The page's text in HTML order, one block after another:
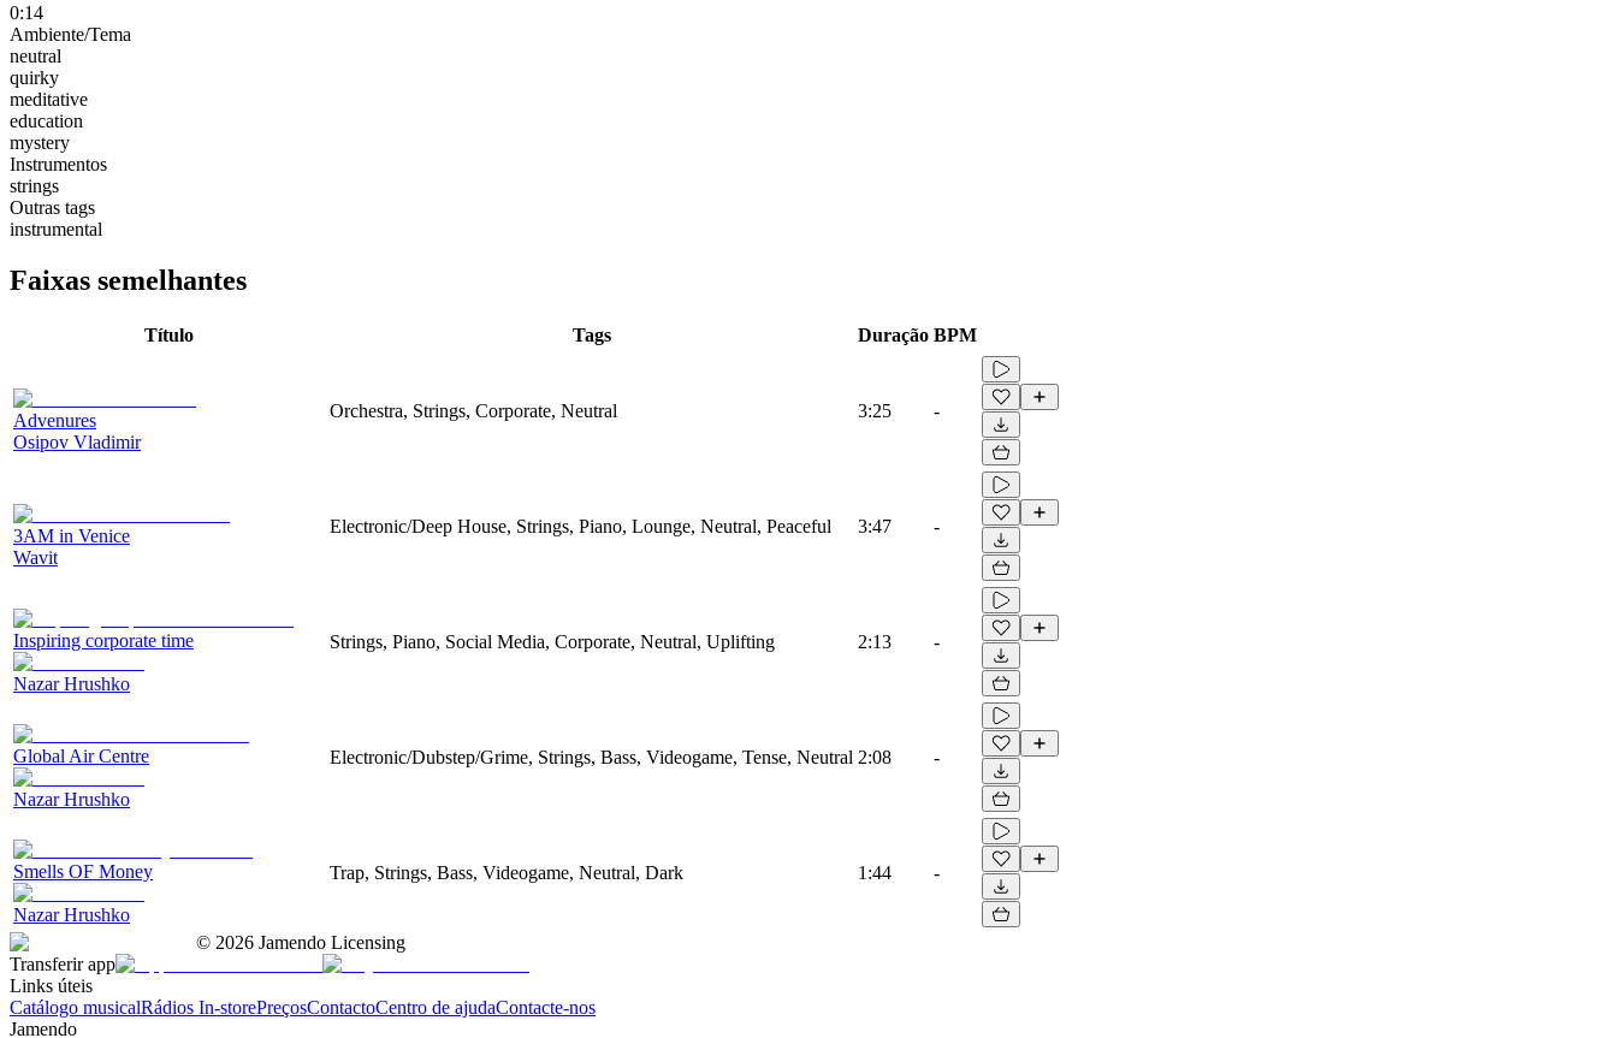
0:14
Ambiente/Tema
neutral
quirky
meditative
education
mystery
Instrumentos
strings
Outras tags
instrumental
Faixas semelhantes
Título Tags Duração BPM
Advenures
Osipov Vladimir
Orchestra, Strings, Corporate, Neutral 3:25 -
3AM in Venice
Wavit
Electronic/Deep House, Strings, Piano, Lounge, Neutral, Peaceful 3:47 -
Inspiring corporate time
Nazar Hrushko
Strings, Piano, Social Media, Corporate, Neutral, Uplifting 2:13 -
Global Air Centre
Nazar Hrushko
Electronic/Dubstep/Grime, Strings, Bass, Videogame, Tense, Neutral 2:08 -
Smells OF Money
Nazar Hrushko
Trap, Strings, Bass, Videogame, Neutral, Dark 1:44 -
© 2026 Jamendo Licensing
Transferir app
Links úteis
Catálogo musicalRádios In-storePreçosContactoCentro de ajudaContacte-nos
Jamendo